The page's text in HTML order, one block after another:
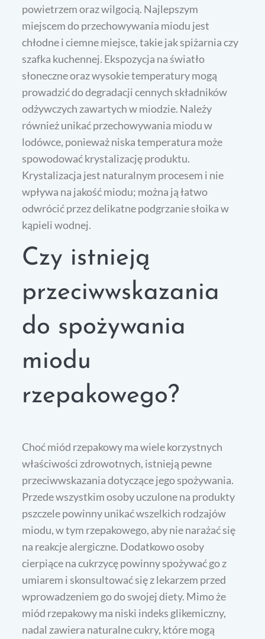
powietrzem oraz wilgocią. Najlepszym
miejscem do przechowywania miodu jest
chłodne i ciemne miejsce, takie jak spiżarnia czy
szafka kuchennej. Ekspozycja na światło
słoneczne oraz wysokie temperatury mogą
prowadzić do degradacji cennych składników
odżywczych zawartych w miodzie. Należy
również unikać przechowywania miodu w
lodówce, ponieważ niska temperatura może
spowodować krystalizację produktu.
Krystalizacja jest naturalnym procesem i nie
wpływa na jakość miodu; można ją łatwo
odwrócić przez delikatne podgrzanie słoika w
kąpieli wodnej.
Czy istnieją
przeciwwskazania
do spożywania
miodu
rzepakowego?
Choć miód rzepakowy ma wiele korzystnych
właściwości zdrowotnych, istnieją pewne
przeciwwskazania dotyczące jego spożywania.
Przede wszystkim osoby uczulone na produkty
pszczele powinny unikać wszelkich rodzajów
miodu, w tym rzepakowego, aby nie narażać się
na reakcje alergiczne. Dodatkowo osoby
cierpiące na cukrzycę powinny spożywać go z
umiarem i skonsultować się z lekarzem przed
wprowadzeniem go do swojej diety. Mimo że
miód rzepakowy ma niski indeks glikemiczny,
nadal zawiera naturalne cukry, które mogą